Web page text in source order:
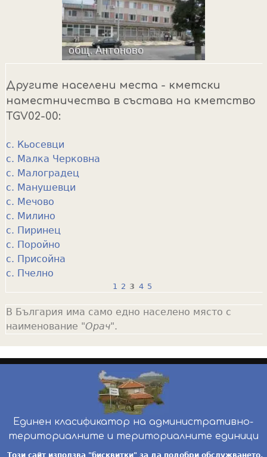
Другите населени места - кметски
наместничества в състава на кметство
TGV02-00:
с. Кьосевци
с. Малка Черковна
с. Малоградец
с. Манушевци
с. Мечово
с. Милино
с. Пиринец
с. Поройно
с. Присойна
с. Пчелно
a
g
e
1 2 3 4 5
В България има само едно населено място с
наименование "Орач".
Единен класификатор на административно-
териториалните и териториалните единици
инж. Бойчо Добрев
ekatte.com - условия за
Този сайт използва "бисквитки" за да подобри обслужването.